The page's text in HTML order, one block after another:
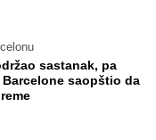
sastanak, pa
saopštio da